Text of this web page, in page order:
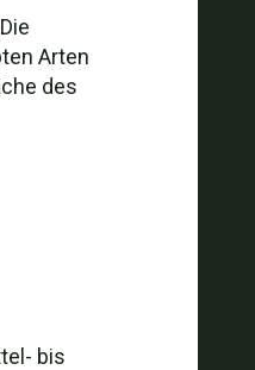
Arten
des
bis